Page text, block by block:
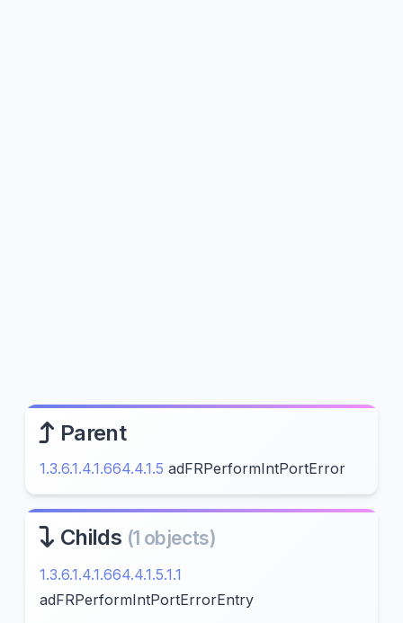
Parent
1.3.6.1.4.1.664.4.1.5 adFRPerformIntPortError
Childs (1 objects)
1.3.6.1.4.1.664.4.1.5.1.1
adFRPerformIntPortErrorEntry